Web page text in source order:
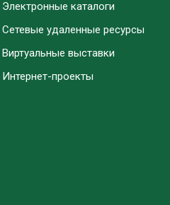
Электронные каталоги
Сетевые удаленные ресурсы
Виртуальные выставки
Интернет-проекты